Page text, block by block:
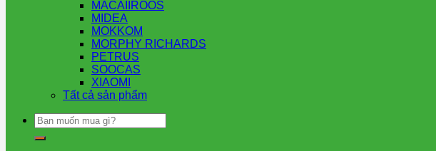
MACAIIROOS
MIDEA
MOKKOM
MORPHY RICHARDS
PETRUS
SOOCAS
XIAOMI
Tất cả sản phẩm
Tìm
kiếm: